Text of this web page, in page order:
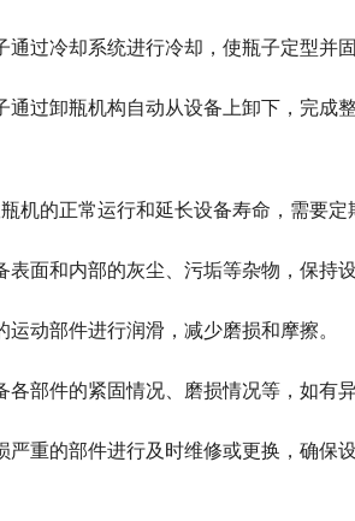
通过冷却系统进行冷却，使瓶子定型并固
通过卸瓶机构自动从设备上卸下，完成整
机的正常运行和延长设备寿命，需要定
表面和内部的灰尘、污垢等杂物，保持设
运动部件进行润滑，减少磨损和摩擦。
各部件的紧固情况、磨损情况等，如有
严重的部件进行及时维修或更换，确保